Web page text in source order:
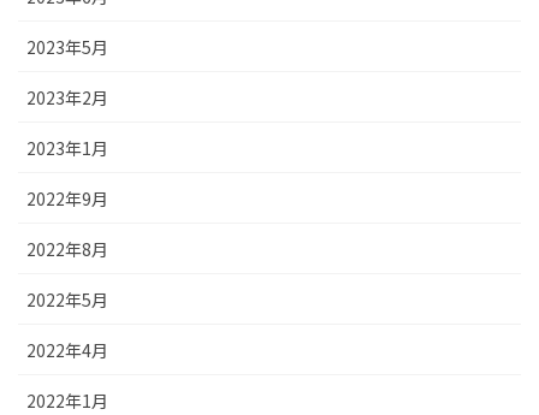
2023年5月
2023年2月
2023年1月
2022年9月
2022年8月
2022年5月
2022年4月
2022年1月